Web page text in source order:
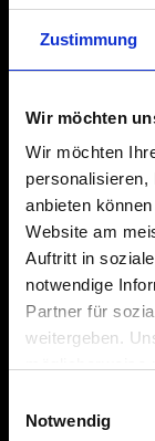
Zustimmung
Wir möchten
Wir möchten
personalisieren,
anbieten
Website am
Auftritt in
notwendige
Partner für
weitergeben.
Nutzung der
Notwendig